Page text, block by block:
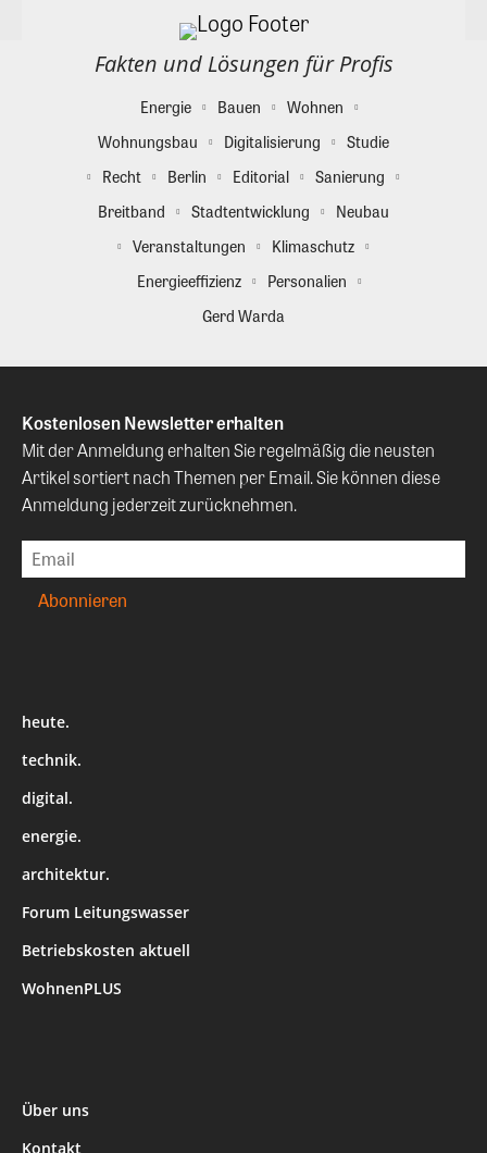
Fakten und Lösungen für Profis
Energie Bauen
Wohnen
Wohnungsbau
Digitalisierung
Studie
Recht
Berlin Editorial
Sanierung
Breitband
Stadtentwicklung
Neubau
Veranstaltungen
Klimaschutz
Energieeffizienz
Personalien
Gerd Warda
Kostenlosen Newsletter erhalten
Mit der Anmeldung erhalten Sie regelmäßig die neusten
Artikel sortiert nach Themen per Email. Sie können diese
Anmeldung jederzeit zurücknehmen.
heute.
technik.
digital.
energie.
architektur.
Forum Leitungswasser
Betriebskosten aktuell
WohnenPLUS
Über uns
Kontakt